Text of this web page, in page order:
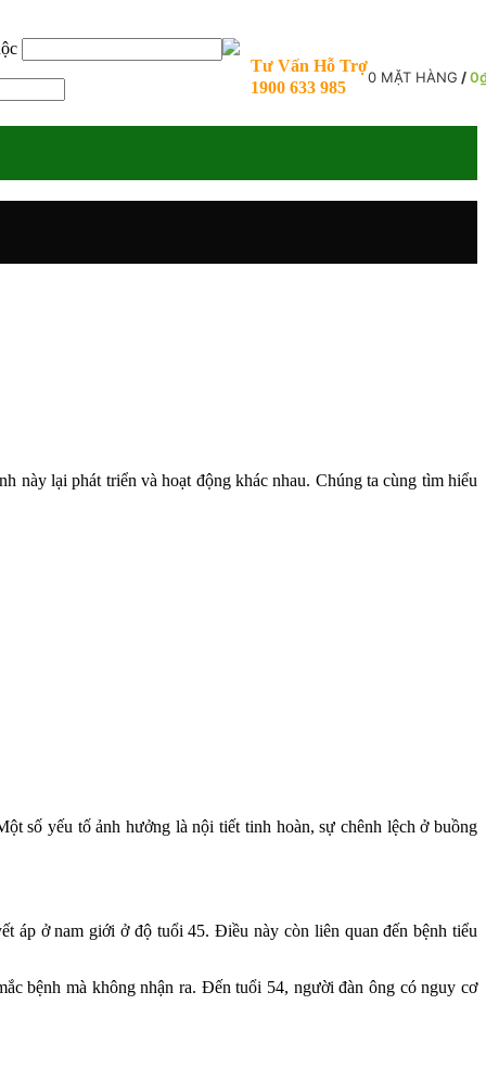
Tư Vấn Hỗ Trợ
1900 633 985
0 MẶT HÀNG /0
này lại phát triển và hoạt động khác nhau. Chúng ta cùng tìm hiểu
số yếu tố ảnh hưởng là nội tiết tinh hoàn, sự chênh lệch ở buồng
áp ở nam giới ở độ tuổi 45. Điều này còn liên quan đến bệnh tiểu
bệnh mà không nhận ra. Đến tuổi 54, người đàn ông có nguy cơ